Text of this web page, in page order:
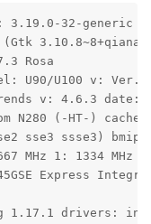
3.19.0-32-generic
3.10.8~8+qiana)
Rosa
U90/U100 v:
v: 4.6.3 date:
(-HT-) cache:
sse3 ssse3)
MHz 1: 1334 MHz
Express
1.17.1 drivers: